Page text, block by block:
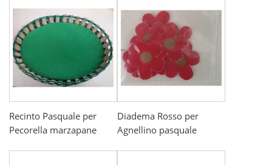
Recinto Pasquale per
Pecorella marzapane
Diadema Rosso per
Agnellino pasquale